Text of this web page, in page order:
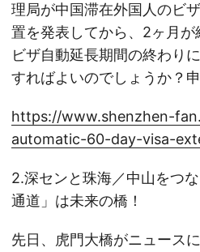
理局が中国滞在外国人のビ
置を発表してから、2ヶ月
ビザ自動延長期間の終わり
すればよいのでしょうか？
https://www.shenzhen-
automatic-60-day-visa-
2.深センと珠海／中山をつ
通道」は未来の橋！
先日、虎門大橋がニュース